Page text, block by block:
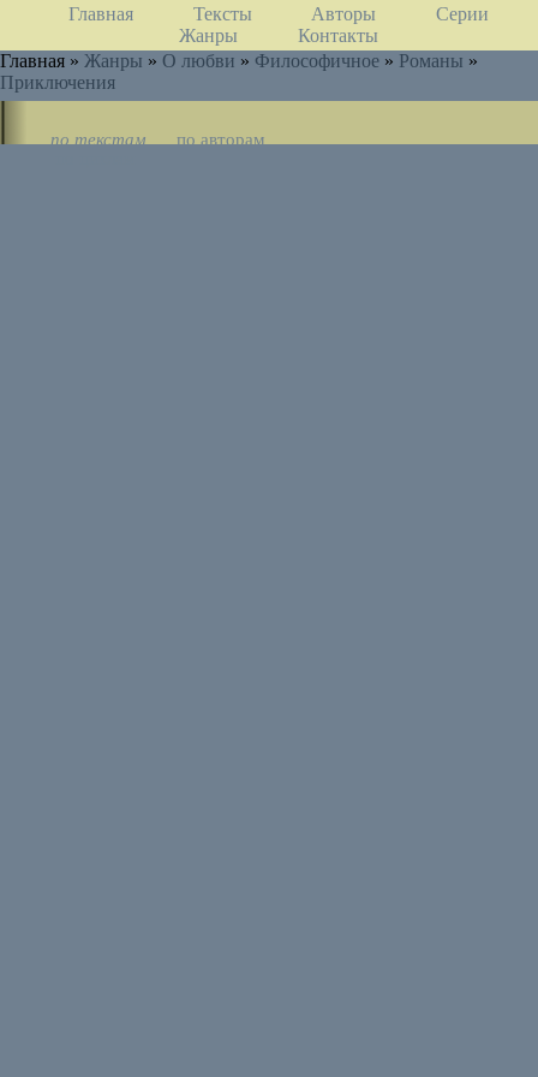
Главная Тексты Авторы
Серии
Жанры
Контакты
Главная » Жанры » О любви » Философичное » Романы »
Приключения
по текстам
по авторам